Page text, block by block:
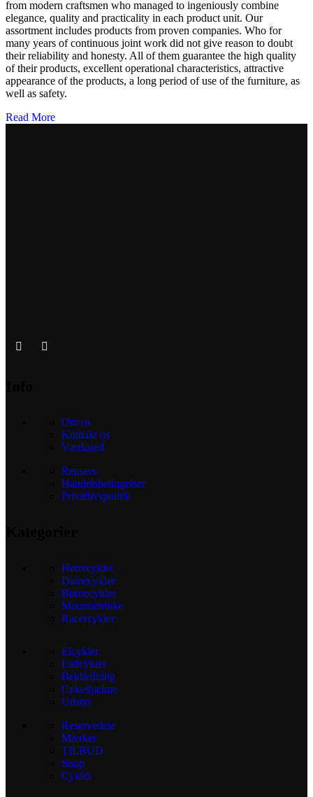
from modern craftsmen who managed to ingeniously combine
elegance, quality and practicality in each product unit. Our
assortment includes products from proven companies. Who for
many years of continuous joint work did not give reason to doubt
their reliability and honesty. All of them guarantee the high quality
of their products, excellent operational characteristics, attractive
appearance of the products, a long period of use of the furniture, as
well as safety.
Read More
Om os
Kontakt os
Værksted
Reusers
Handelsbetingelser
Privatlivspolitik
Herrecykler
Damecykler
Børnecykler
Mountainbike
Racercykler
Elcykler
Ladcykler
Beklædning
Cykelhjelme
Udstyr
Reservedele
Mærker
TILBUD
Shop
Cykler